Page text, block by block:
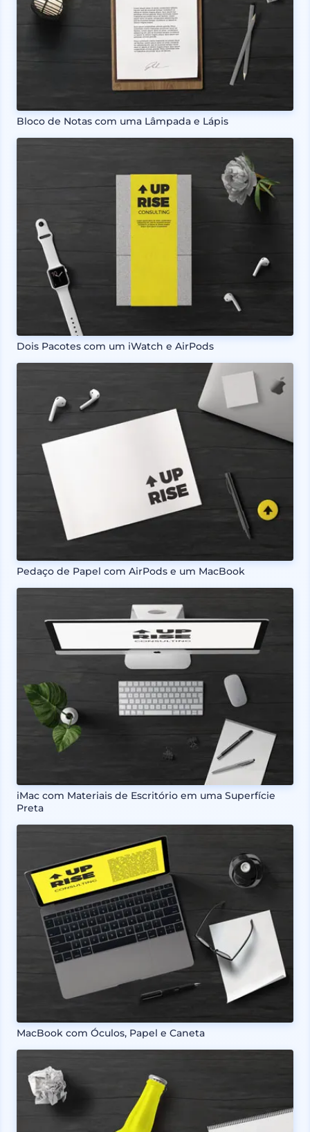
Bloco de Notas com uma Lâmpada e Lápis
Dois Pacotes com um iWatch e AirPods
Pedaço de Papel com AirPods e um MacBook
iMac com Materiais de Escritório em uma Superfície
Preta
MacBook com Óculos, Papel e Caneta